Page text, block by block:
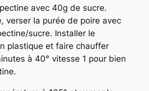
avec 40g de sucre.
verser la purée de poire avec
sucre. Installer le
plastique et faire chauffer
à 40° vitesse 1 pour bien